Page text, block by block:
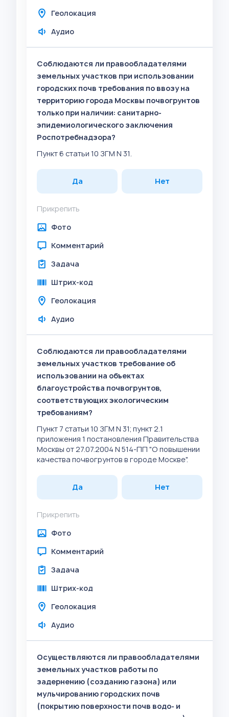
Геолокация
Аудио
Соблюдаются ли правообладателями
земельных участков при использовании
городских почв требования по ввозу на
территорию города Москвы почвогрунтов
только при наличии: санитарно-
эпидемиологического заключения
Роспотребнадзора?
Пункт 6 статьи 10 ЗГМ N 31.
Да Нет
Прикрепить
Фото
Комментарий
Задача
Штрих-код
Геолокация
Аудио
Соблюдаются ли правообладателями
земельных участков требование об
использовании на объектах
благоустройства почвогрунтов,
соответствующих экологическим
требованиям?
Пункт 7 статьи 10 ЗГМ N 31; пункт 2.1
приложения 1 постановления Правительства
Москвы от 27.07.2004 N 514-ПП "О повышении
качества почвогрунтов в городе Москве".
Да Нет
Прикрепить
Фото
Комментарий
Задача
Штрих-код
Геолокация
Аудио
Осуществляются ли правообладателями
земельных участков работы по
задернению (созданию газона) или
мульчированию городских почв
(покрытию поверхности почв водо- и